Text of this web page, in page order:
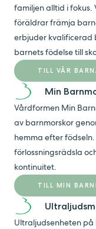
familjen alltid i fokus.
föräldrar främja
erbjuder kvalificerad
barnets födelse till
TILL VÅR
Min
Vårdformen Min
av barnmorskor
hemma efter
förlossningsrädsla
kontinuitet.
TILL MIN
Ultraljudsenheten på